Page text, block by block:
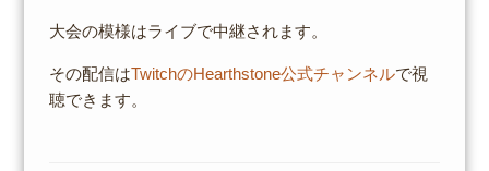
大会の模様はライブで中継されます。
その配信はTwitchのHearthstone公式チャンネルで視
聴できます。